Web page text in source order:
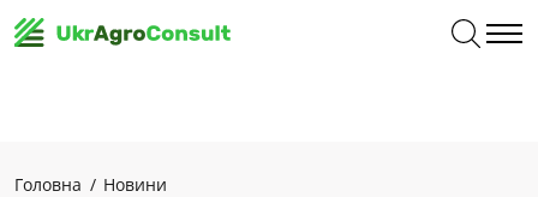
Головна Новини